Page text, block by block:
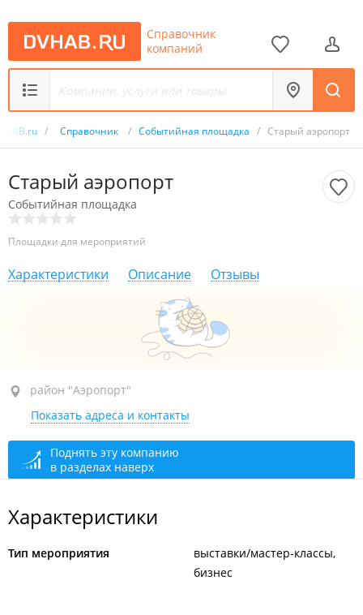
Справочник
компаний
/ Справочник / Событийная площадка / Старый аэропорт
Старый аэропорт
Событийная площадка
Площадки для мероприятий
Характеристики Описание Отзывы
район "Аэропорт", ш. Матвеевское, 28Б
район "Аэропорт"
Показать адреса и контакты
Поднять эту компанию
в разделах наверх
Характеристики
Тип мероприятия
выставки/мастер-классы
бизнес